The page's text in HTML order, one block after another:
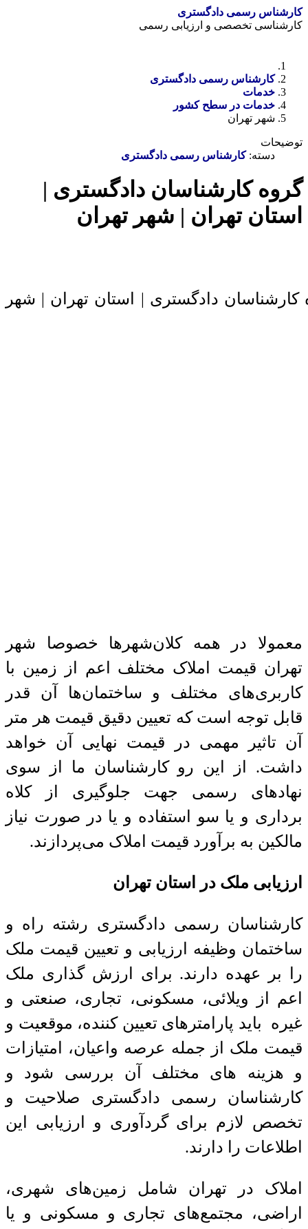
کارشناس رسمی دادگستری
کارشناسی تخصصی و ارزیابی رسمی
کارشناس رسمی دادگستری
خدمات
خدمات در سطح کشور
شهر تهران
توضیحات
دسته:کارشناس رسمی دادگستری
گروه کارشناسان دادگستری |
استان تهران | شهر تهران
معمولا در همه کلان‌شهر‌ها خصوصا شهر
تهران قیمت املاک مختلف اعم از زمین با
کاربری‌های مختلف و ساختمان‌ها آن قدر
قابل توجه است که تعیین دقیق قیمت هر متر
آن تاثیر مهمی در قیمت نهایی آن خواهد
داشت. از این رو کارشناسان ما از سوی
نهاد‌های رسمی جهت جلوگیری از کلاه
برداری و یا سو استفاده و یا در صورت نیاز
مالکین به برآورد قیمت املاک می‌پردازند.
ارزیابی ملک در استان تهران
کارشناسان رسمی دادگستری رشته راه و
ساختمان وظیفه ارزیابی و تعیین قیمت ملک
را بر عهده دارند. برای ارزش گذاری ملک
اعم از ویلائی، مسکونی، تجاری، صنعتی و
غیره باید پارامترهای تعیین کننده، موقعیت و
قیمت ملک از جمله عرصه واعیان، امتیازات
و هزینه های مختلف آن بررسی شود و
کارشناسان رسمی دادگستری صلاحیت و
تخصص لازم برای گردآوری و ارزیابی این
اطلاعات را دارند.
املاک در تهران شامل زمین‌های شهری،
اراضی، مجتمع‌های تجاری و مسکونی و یا